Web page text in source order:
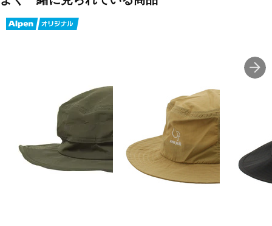
◇紫外線保護指数最高値のUPF50＋で紫外線カット率95％以上。
◇機能：撥水・消臭・接触冷感・UPF50＋
カーキ
ブラック